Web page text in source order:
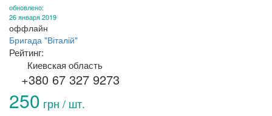
обновлено:
26 января 2019
оффлайн
Бригада "Віталій"
Рейтинг:
Киевская область
+380 67 327 9273
250 грн / шт.